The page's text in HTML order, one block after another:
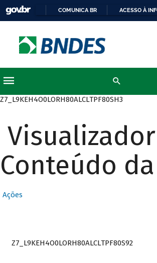
COMUNICA BR ACESSO À
Z7_L9KEH4O0LORH80ALCLTPF80SH3
Conteúdo
Ações
Z7_L9KEH4O0LORH80ALCLTPF80S92